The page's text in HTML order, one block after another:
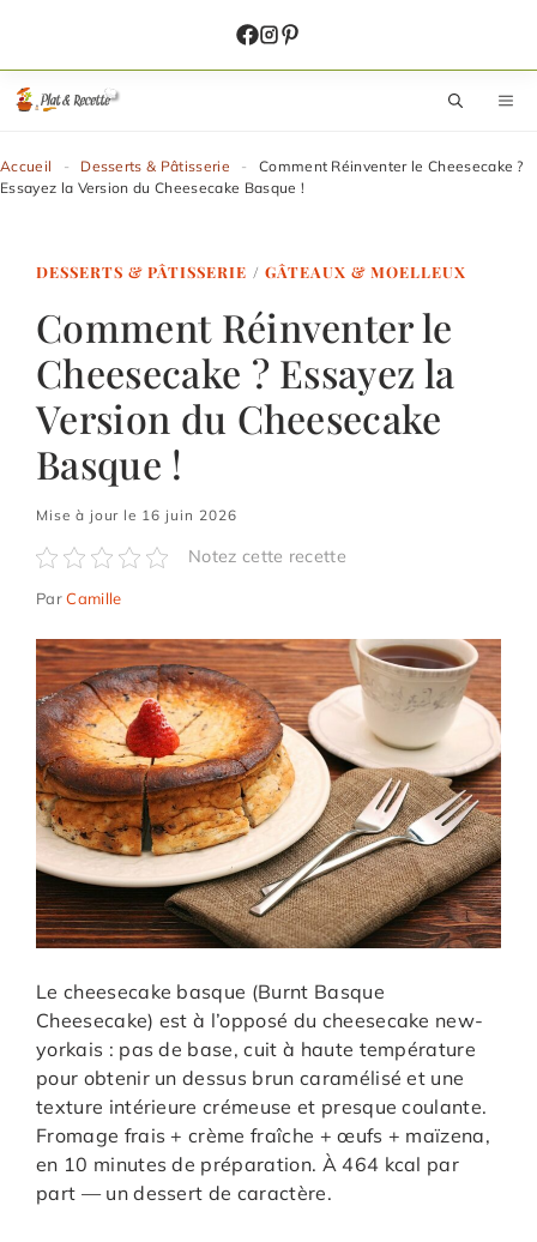
contenu
Accueil - Desserts & Pâtisserie -
Comment Réinventer le Cheesecake ?
Essayez la Version du Cheesecake Basque !
DESSERTS & PÂTISSERIE / GÂTEAUX & MOELLEUX
Comment Réinventer le
Cheesecake ? Essayez la
Version du Cheesecake
Basque !
Mise à jour le 16 juin 2026
Notez cette recette
ParCamille
Le cheesecake basque (Burnt Basque
Cheesecake) est à l’opposé du cheesecake new-
yorkais : pas de base, cuit à haute température
pour obtenir un dessus brun caramélisé et une
texture intérieure crémeuse et presque coulante.
Fromage frais + crème fraîche + œufs + maïzena,
en 10 minutes de préparation. À 464 kcal par
part — un dessert de caractère.